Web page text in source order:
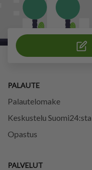
PALAUTE
Palautelomake
Keskustelu Suomi24:sta
Opastus
PALVELUT